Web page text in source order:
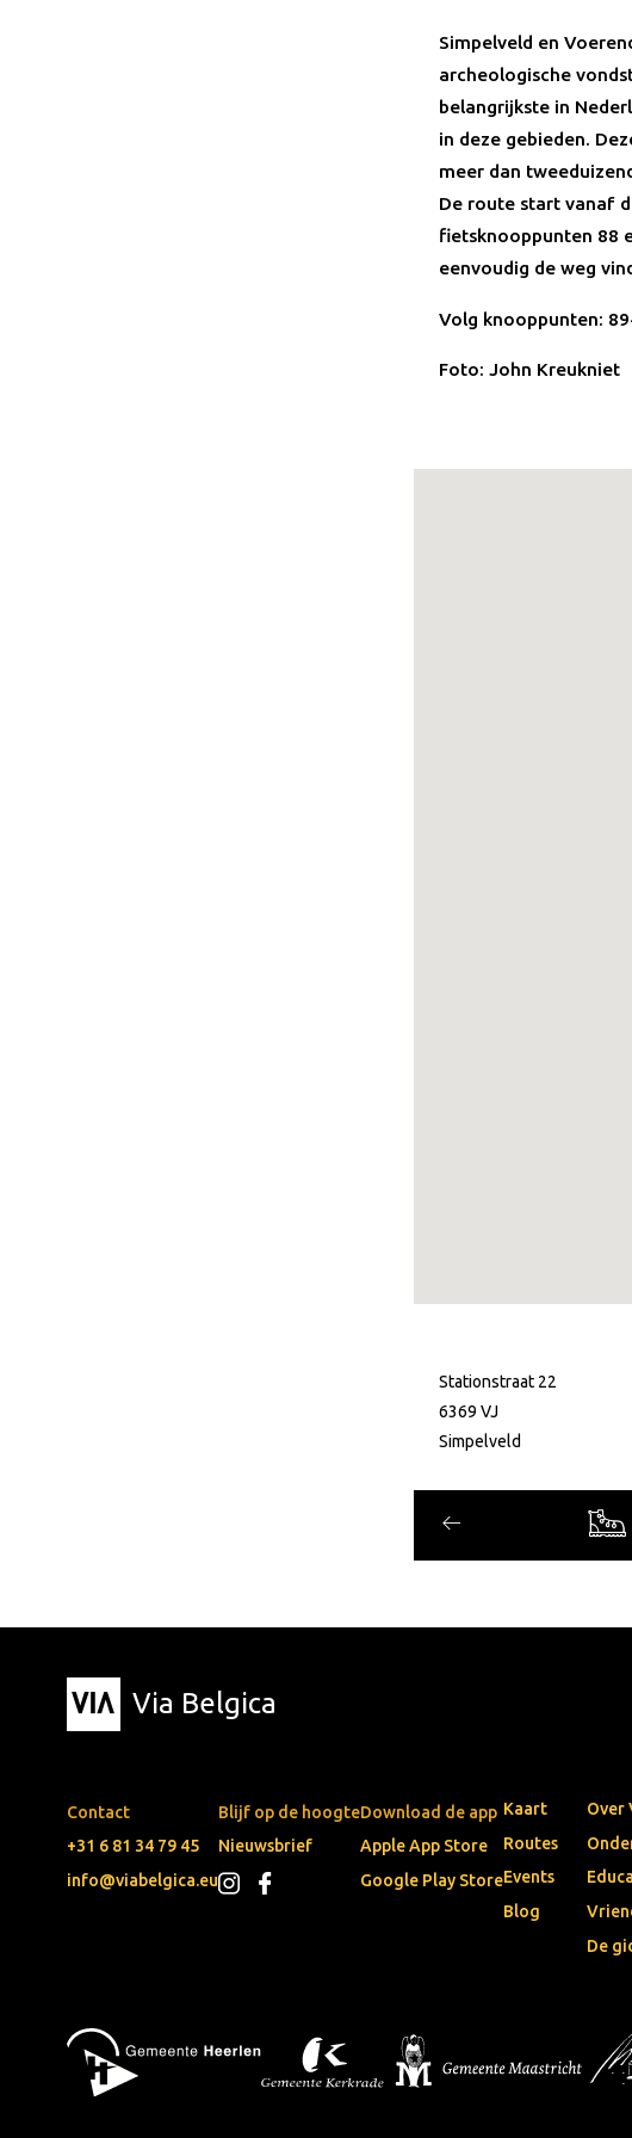
Simpelveld en
archeologische
belangrijkste in
in deze gebieden.
meer dan
De route start vanaf
fietsknooppunten 88
eenvoudig de weg
Volg knooppunten:
Foto: John Kreukniet
Stationstraat 22
6369 VJ
Simpelveld
Via Belgica
Contact
+31 6 81 34 79 45
info@viabelgica.eu
Blijf op de hoogte
Nieuwsbrief
Download de app
Apple App Store
Google Play Store
Kaart
Routes
Events
Blog
Over
De